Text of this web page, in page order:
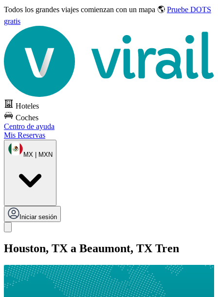
Todos los grandes viajes comienzan con un mapa 🌎 Pruebe DOTS
gratis
Hoteles
Coches
Centro de ayuda
Mis Reservas
MX | MXN
Iniciar sesión
Houston, TX a Beaumont, TX Tren